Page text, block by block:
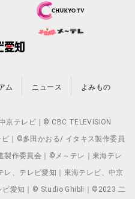
ム ニュース よみもの
京テレビ｜© CBC TELEVISION
｜©多田かおる/ イタキス製作委員
作委員会｜©メ～テレ｜東海テレ
レ、テレビ愛知｜東海テレビ、中京
ビ愛知｜© Studio Ghibli｜©2023 二